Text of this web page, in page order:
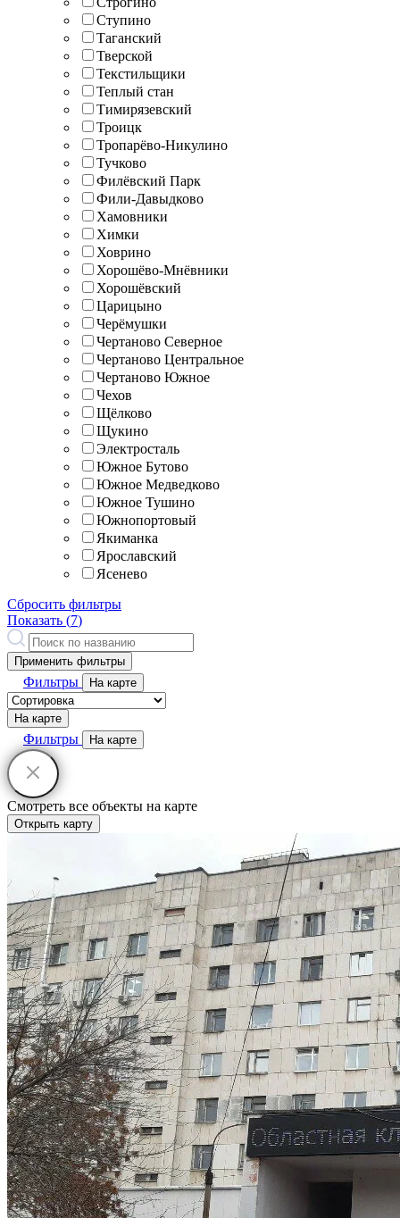
Ступино
Таганский
Тверской
Текстильщики
Теплый стан
Тимирязевский
Троицк
Тропарёво-Никулино
Тучково
Филёвский Парк
Фили-Давыдково
Хамовники
Химки
Ховрино
Хорошёво-Мнёвники
Хорошёвский
Царицыно
Черёмушки
Чертаново Северное
Чертаново Центральное
Чертаново Южное
Чехов
Щёлково
Щукино
Электросталь
Южное Бутово
Южное Медведково
Южное Тушино
Южнопортовый
Якиманка
Ярославский
Ясенево
Сбросить фильтры
Показать (7)
Применить фильтры
Фильтры На карте
На карте
Фильтры На карте
Смотреть все объекты на карте
Открыть карту